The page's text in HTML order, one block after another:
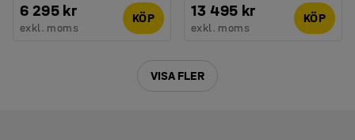
6 295 kr
exkl. moms
KÖP 13 495 kr
exkl. moms
KÖP
VISA FLER